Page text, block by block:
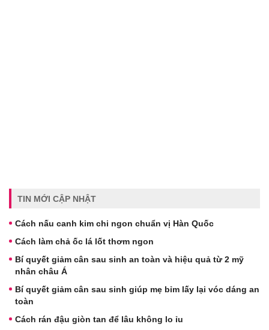
TIN MỚI CẬP NHẬT
Cách nấu canh kim chi ngon chuẩn vị Hàn Quốc
Cách làm chả ốc lá lốt thơm ngon
Bí quyết giảm cân sau sinh an toàn và hiệu quả từ 2 mỹ
nhân châu Á
Bí quyết giảm cân sau sinh giúp mẹ bỉm lấy lại vóc dáng an
toàn
Cách rán đậu giòn tan để lâu không lo ỉu